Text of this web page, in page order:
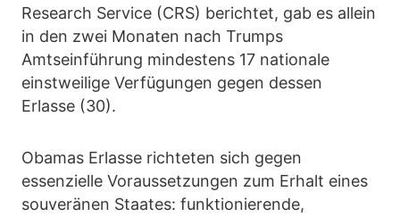
Research Service (CRS) berichtet, gab es allein
in den zwei Monaten nach Trumps
Amtseinführung mindestens 17 nationale
einstweilige Verfügungen gegen dessen
Erlasse (30).
Obamas Erlasse richteten sich gegen
essenzielle Voraussetzungen zum Erhalt eines
souveränen Staates: funktionierende,